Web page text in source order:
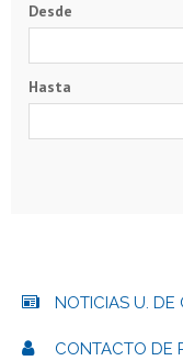
Desde
Hasta
NOTICIAS U. DE
CONTACTO DE